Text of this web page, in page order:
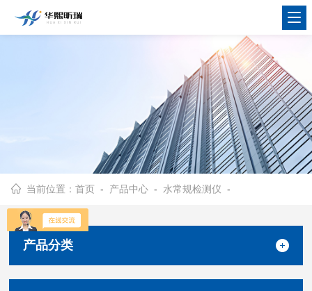
当前位置：首页 - 产品中心 - 水常规检测仪 -
产品分类